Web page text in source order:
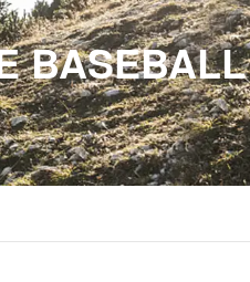
BASEBALL